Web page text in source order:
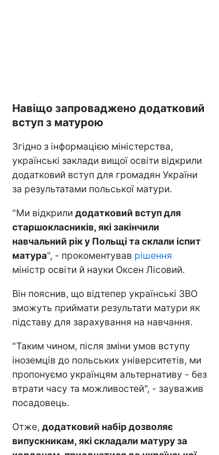
Навіщо запроваджено додатковий
вступ з матурою
Згідно з інформацією міністерства,
українські заклади вищої освіти відкрили
додатковий вступ для громадян України
за результатами польської матури.
"Ми відкрили додатковий вступ для
старшокласників, які закінчили
навчальний рік у Польщі та склали іспит
матура", - прокоментував рішення
міністр освіти й науки Оксен Лісовий.
Він пояснив, що відтепер українські ЗВО
зможуть приймати результати матури як
підставу для зарахування на навчання.
"Таким чином, після зміни умов вступу
іноземців до польських університетів, ми
пропонуємо українцям альтернативу - без
втрати часу та можливостей", - зауважив
посадовець.
Отже, додатковий набір дозволяє
випускникам, які складали матуру за